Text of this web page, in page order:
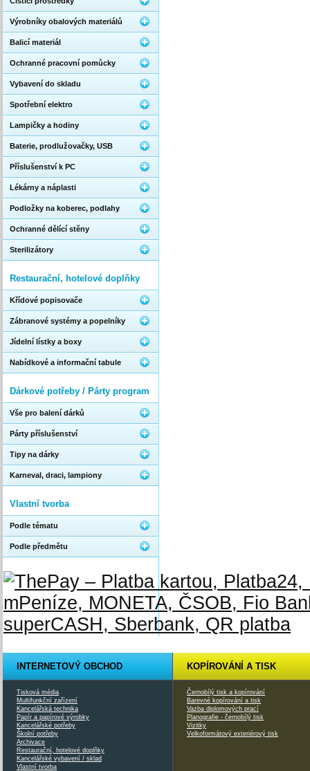
Výrobníky obalových materiálů
Balicí materiál
Ochranné pracovní pomůcky
Vybavení do skladu
Spotřební elektro
Lampičky a hodiny
Baterie, prodlužovačky, USB
Příslušenství k PC
Lékárny a náplasti
Podložky na koberec, podlahy
Ochranné dělící stěny
Sterilizátory
Restaurační, hotelové doplňky
Křídové popisovače
Zábranové systémy a popelníky
Jídelní lístky a boxy
Nabídkové a informační tabule
Dárkové potřeby / Párty program
Vše pro balení dárků
Párty příslušenství
Tipy na dárky
Karneval, draci, lampiony
Vlastní tvorba
Podle tématu
Podle předmětu
INTERNETOVÝ OBCHOD
Tisková média
Multifunkční zařízení
Kancelářská technika
Papír a papírové výrobky
Kancelářské potřeby
Školní potřeby
Archivace
Restaurační, hotelové doplňky
Kancelářské vybavení / sklad
Vlastní tvorba
KOPÍROVÁNÍ A TISK
Černobílý tisk a kopírování
Barevné kopírování a tisk
Vazba diplomových prací
Planografie - černobílý tisk
Vizitky
Velkoformátový exteriérový tisk